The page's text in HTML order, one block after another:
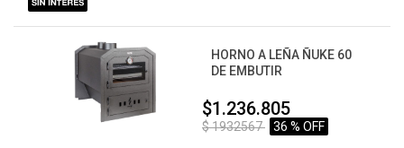
HORNO A LEÑA ÑUKE 60
DE EMBUTIR
$1.236.805
$ 1932567 36 % OFF